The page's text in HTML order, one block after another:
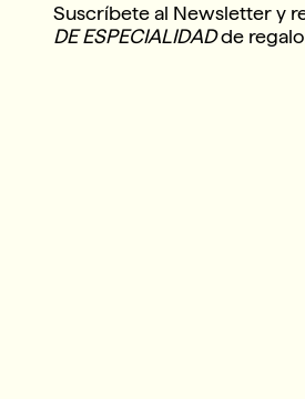
Suscríbete al Newsletter y
DE ESPECIALIDADde